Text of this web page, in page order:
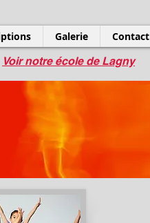
Galerie Contact
Voir notre école de Lagny